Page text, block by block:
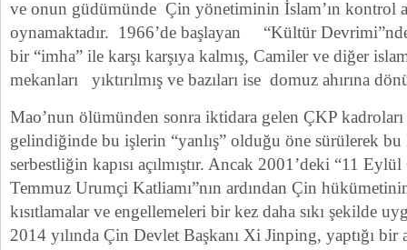
ve onun güdümünde Çin yönetiminin İslam’ın kontrol
oynamaktadır. 1966’de başlayan “Kültür Devrimi”nde
bir “imha” ile karşı karşıya kalmış, Camiler ve diğer
mekanları yıktırılmış ve bazıları ise domuz ahırına
Mao’nun ölümünden sonra iktidara gelen ÇKP
gelindiğinde bu işlerin “yanlış” olduğu öne sürülerek
serbestliğin kapısı açılmıştır. Ancak 2001’deki “11
Temmuz Urumçi Katliamı”nın ardından Çin
kısıtlamalar ve engellemeleri bir kez daha sıkı şekilde
2014 yılında Çin Devlet Başkanı Xi Jinping, yaptığı bir